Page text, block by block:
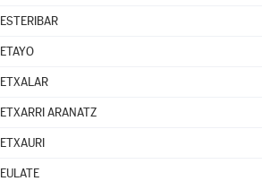
ESTERIBAR
ETAYO
ETXALAR
ETXARRI ARANATZ
ETXAURI
EULATE